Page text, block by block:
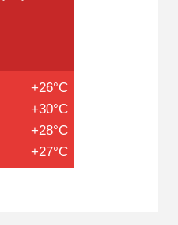
+26°C
+30°C
+28°C
+27°C